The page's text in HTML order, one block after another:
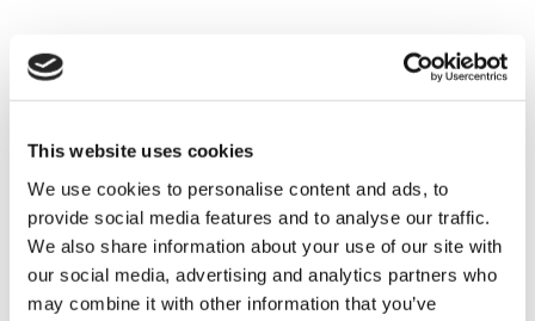
This website uses cookies
We use cookies to personalise content and ads, to
provide social media features and to analyse our traffic.
We also share information about your use of our site with
our social media, advertising and analytics partners who
may combine it with other information that you’ve
Beliebte Reiseziele
Türkei Kliniken
Mexico Kliniken
Thailand Kliniken
Hungary Kliniken
Colombia Kliniken
Beliebte Behandlungen in Türkei
Gastric Sleeve Türkei